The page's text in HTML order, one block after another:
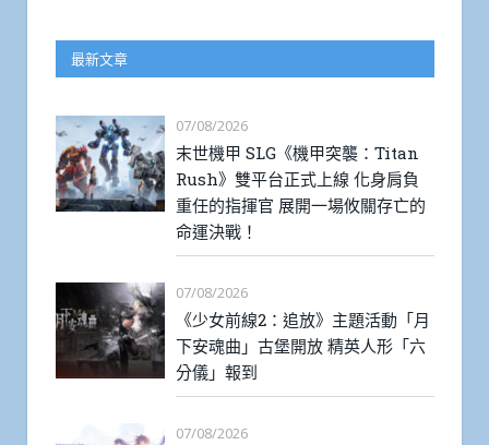
最新文章
07/08/2026
末世機甲 SLG《機甲突襲：Titan
Rush》雙平台正式上線 化身肩負
重任的指揮官 展開一場攸關存亡的
命運決戰！
07/08/2026
《少女前線2：追放》主題活動「月
下安魂曲」古堡開放 精英人形「六
分儀」報到
07/08/2026